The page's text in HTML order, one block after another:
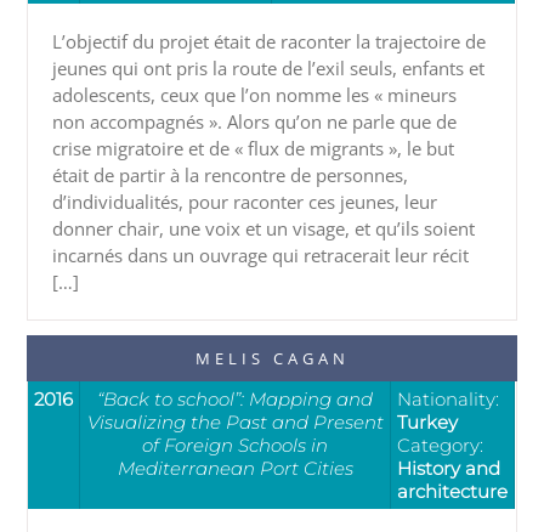
L’objectif du projet était de raconter la trajectoire de
jeunes qui ont pris la route de l’exil seuls, enfants et
adolescents, ceux que l’on nomme les « mineurs
non accompagnés ». Alors qu’on ne parle que de
crise migratoire et de « flux de migrants », le but
était de partir à la rencontre de personnes,
d’individualités, pour raconter ces jeunes, leur
donner chair, une voix et un visage, et qu’ils soient
incarnés dans un ouvrage qui retracerait leur récit
[…]
MELIS CAGAN
2016
“Back to school”: Mapping and
Visualizing the Past and Present
of Foreign Schools in
Mediterranean Port Cities
Nationality:
Turkey
Category:
History and
architecture